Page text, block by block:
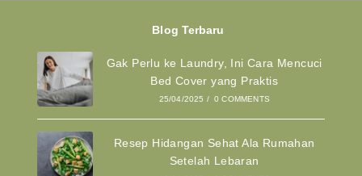
Blog Terbaru
Gak Perlu ke Laundry, Ini Cara Mencuci
Bed Cover yang Praktis
25/04/2025 / 0 COMMENTS
Resep Hidangan Sehat Ala Rumahan
Setelah Lebaran